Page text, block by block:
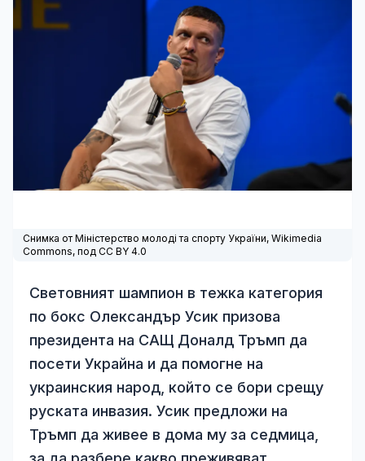
Снимка от Міністерство молоді та спорту України, Wikimedia
Commons, под CC BY 4.0
Световният шампион в тежка категория
по бокс Олександър Усик призова
президента на САЩ Доналд Тръмп да
посети Украйна и да помогне на
украинския народ, който се бори срещу
руската инвазия. Усик предложи на
Тръмп да живее в дома му за седмица,